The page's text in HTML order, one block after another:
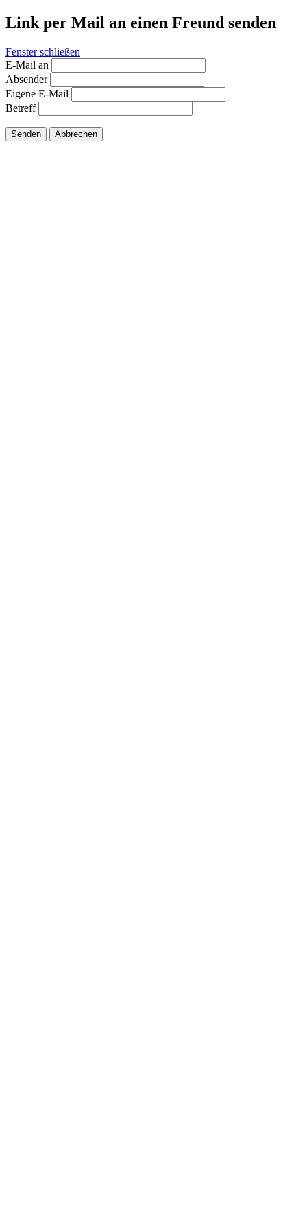
Link per Mail an einen Freund senden
Fenster schließen
E-Mail an
Absender
Eigene E-Mail
Betreff
Senden Abbrechen